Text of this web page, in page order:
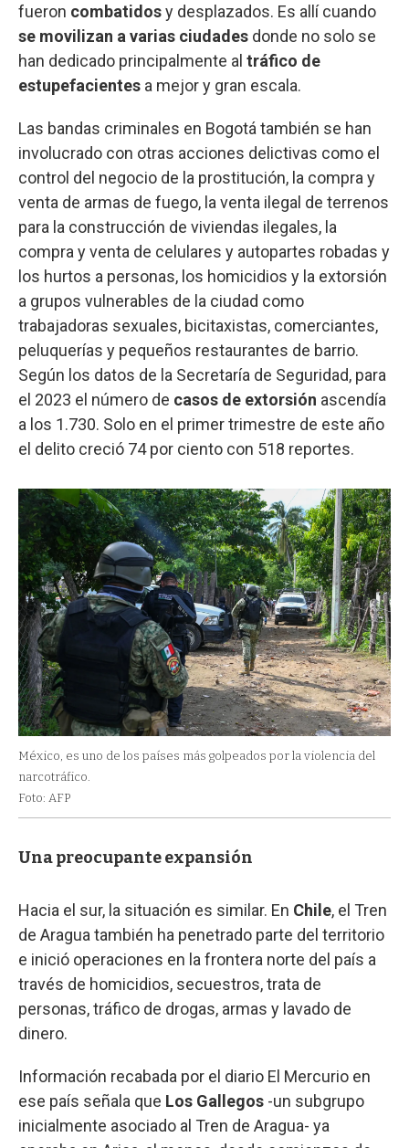
fueron combatidosy desplazados. Es allí cuando
se movilizan a varias ciudades donde no solo se
han dedicado principalmente al tráfico de
estupefacientes a mejor y gran escala.
Las bandas criminales en Bogotá también se han
involucrado con otras acciones delictivas como el
control del negocio de la prostitución, la compra y
venta de armas de fuego, la venta ilegal de terrenos
para la construcción de viviendas ilegales, la
compra y venta de celulares y autopartes robadas y
los hurtos a personas, los homicidios y la extorsión
a grupos vulnerables de la ciudad como
trabajadoras sexuales, bicitaxistas, comerciantes,
peluquerías y pequeños restaurantes de barrio.
Según los datos de la Secretaría de Seguridad, para
el 2023 el número de casos de extorsión ascendía
a los 1.730. Solo en el primer trimestre de este año
el delito creció 74 por ciento con 518 reportes.
México, es uno de los países más golpeados por la violencia del
narcotráfico.
Foto: AFP
Una preocupante expansión
Hacia el sur, la situación es similar. En Chile, el Tren
de Aragua también ha penetrado parte del territorio
e inició operaciones en la frontera norte del país a
través de homicidios, secuestros, trata de
personas, tráfico de drogas, armas y lavado de
dinero.
Información recabada por el diario El Mercurio en
ese país señala que Los Gallegos -un subgrupo
inicialmente asociado al Tren de Aragua- ya